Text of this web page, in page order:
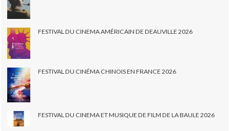
FESTIVAL DU CINEMA AMÉRICAIN DE DEAUVILLE 2026
FESTIVAL DU CINÉMA CHINOIS EN FRANCE 2026
FESTIVAL DU CINEMA ET MUSIQUE DE FILM DE LA BAULE 2026